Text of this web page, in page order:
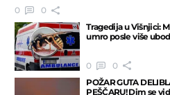
0
0
Tragedija u Višnjici:
umro posle više
0
0
POŽAR GUTA
PEŠČARU! Dim se